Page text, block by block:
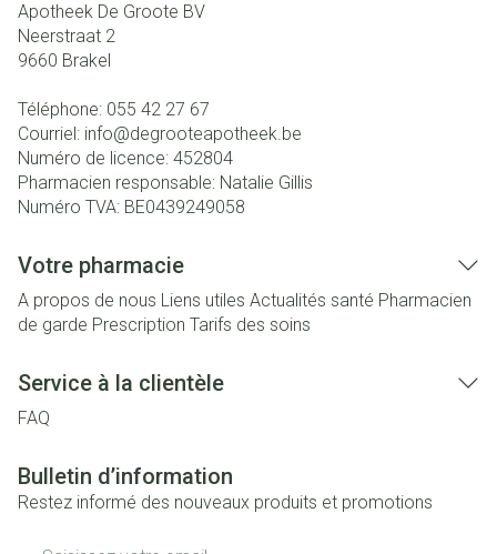
Apotheek De Groote BV
Neerstraat 2
9660 Brakel
Téléphone: 055 42 27 67
Courriel: info@degrooteapotheek.be
Numéro de licence: 452804
Pharmacien responsable: Natalie Gillis
Numéro TVA: BE0439249058
Votre pharmacie
A propos de nous Liens utiles Actualités santé Pharmacien
de garde Prescription Tarifs des soins
Service à la clientèle
FAQ
Bulletin d’information
Restez informé des nouveaux produits et promotions